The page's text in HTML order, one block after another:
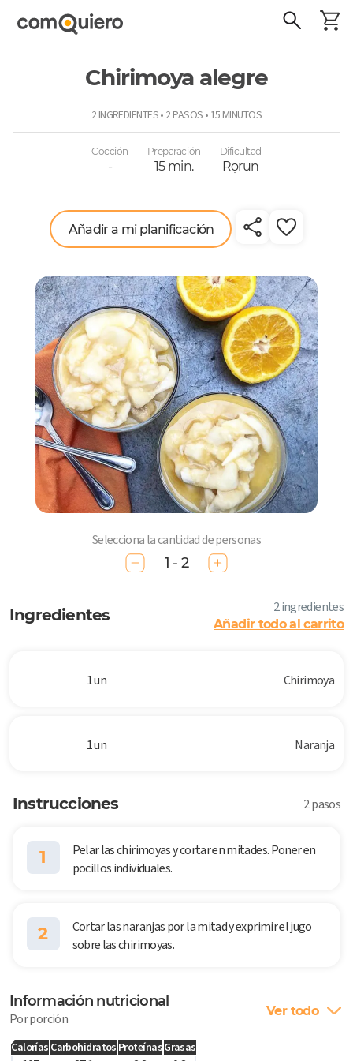
Chirimoya alegre
2 INGREDIENTES • 2 PASOS • 15 MINUTOS
Cocción
-
Preparación
15 min.
Dificultad
Rọrun
Añadir a mi planificación
Selecciona la cantidad de personas
1 - 2
Ingredientes 2 ingredientes
Añadir todo al carrito
1 un Chirimoya
1 un Naranja
Instrucciones 2 pasos
1
Pelar las chirimoyas y cortar en mitades. Poner en
pocillos individuales.
2
Cortar las naranjas por la mitad y exprimir el jugo
sobre las chirimoyas.
Información nutricional
Por porción Ver todo
Calorías Carbohidratos ProteínasGrasas